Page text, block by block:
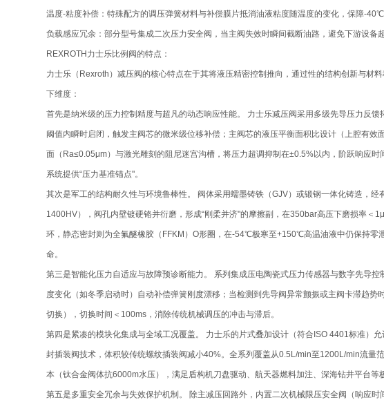
温度-粘度补偿：特殊配方的调压弹簧材料与补偿膜片抵消油液粘度随温度的变化，保障-
负载感应冗余：部分型号集成二次压力安全阀，当主阀失效时瞬间截断油路，避免下游设备超
REXROTH力士乐比例阀的特点：
力士乐（Rexroth）减压阀的核心特点在于其将液压精密控制推向，通过性的结构创新与材
下维度：
首先是纳米级的压力控制精度与超凡的动态响应性能。 力士乐减压阀采用多级先导压力反
阈值内瞬时启闭，触发主阀芯的微米级位移补偿；主阀芯的液压平衡面积比设计（上腔有
面（Ra≤0.05μm）与激光雕刻的阻尼迷宫沟槽，将压力超调抑制在±0.5%以内，阶跃响应
系统提供“压力基准锚点"。
其次是军工的结构耐久性与环境鲁棒性。 阀体采用蠕墨铸铁（GJV）或锻钢一体化铸造，
1400HV），阀孔内壁镀硬铬并衍磨，形成“刚柔并济"的摩擦副，在350bar高压下磨损率
环，静态密封则为全氟醚橡胶（FFKM）O形圈，在-54℃极寒至+150℃高温油液中仍保持
命。
第三是智能化压力自适应与故障预诊断能力。 系列集成压电陶瓷式压力传感器与数字先导
度变化（如冬季启动时）自动补偿弹簧刚度漂移；当检测到先导阀异常颤振或主阀卡滞趋
切换），切换时间＜100ms，消除传统机械调压的冲击与滞后。
第四是紧凑的模块化集成与全域工况覆盖。 力士乐的片式叠加设计（符合ISO 4401标准
封插装阀技术，体积较传统螺纹插装阀减小40%。全系列覆盖从0.5L/min至1200L/min流
本（钛合金阀体抗6000m水压），满足盾构机刀盘驱动、航天器燃料加注、深海钻井平台等
第五是多重安全冗余与失效保护机制。 除主减压回路外，内置二次机械限压安全阀（响应